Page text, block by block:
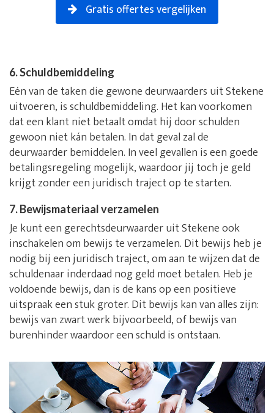
Gratis offertes vergelijken
6. Schuldbemiddeling
Eén van de taken die gewone deurwaarders uit Stekene
uitvoeren, is schuldbemiddeling. Het kan voorkomen
dat een klant niet betaalt omdat hij door schulden
gewoon niet kán betalen. In dat geval zal de
deurwaarder bemiddelen. In veel gevallen is een goede
betalingsregeling mogelijk, waardoor jij toch je geld
krijgt zonder een juridisch traject op te starten.
7. Bewijsmateriaal verzamelen
Je kunt een gerechtsdeurwaarder uit Stekene ook
inschakelen om bewijs te verzamelen. Dit bewijs heb je
nodig bij een juridisch traject, om aan te wijzen dat de
schuldenaar inderdaad nog geld moet betalen. Heb je
voldoende bewijs, dan is de kans op een positieve
uitspraak een stuk groter. Dit bewijs kan van alles zijn:
bewijs van zwart werk bijvoorbeeld, of bewijs van
burenhinder waardoor een schuld is ontstaan.